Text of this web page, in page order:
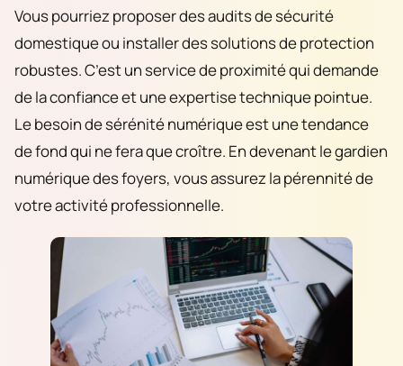
Vous pourriez proposer des audits de sécurité
domestique ou installer des solutions de protection
robustes. C’est un service de proximité qui demande
de la confiance et une expertise technique pointue.
Le besoin de sérénité numérique est une tendance
de fond qui ne fera que croître. En devenant le gardien
numérique des foyers, vous assurez la pérennité de
votre activité professionnelle.